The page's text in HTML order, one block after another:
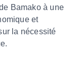
Bamako à une
et
la nécessité